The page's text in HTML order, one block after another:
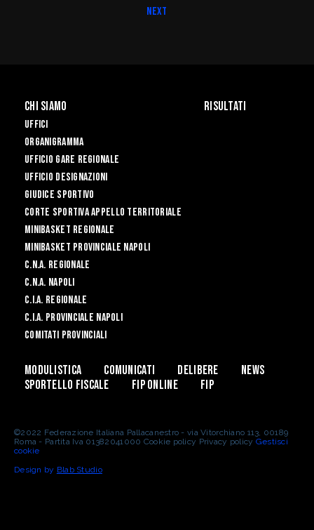
Next
Chi Siamo
Uffici
Organigramma
Ufficio Gare Regionale
Ufficio Designazioni
Giudice Sportivo
Corte Sportiva Appello Territoriale
Minibasket Regionale
Minibasket Provinciale Napoli
C.N.A. Regionale
C.N.A. Napoli
C.I.A. Regionale
C.I.A. Provinciale Napoli
Comitati Provinciali
Risultati
Modulistica Comunicati Delibere
News
Sportello Fiscale
Fip Online FIP
©2022 Federazione Italiana Pallacanestro - via Vitorchiano 113, 00189
Roma - Partita Iva 01382041000 Cookie policy Privacy policy Gestisci
cookie
Design by Blab Studio